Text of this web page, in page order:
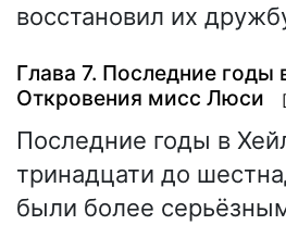
восстановил их
Глава 7. Последние годы
Откровения мисс Люси
[
Последние годы в
тринадцати до
были более